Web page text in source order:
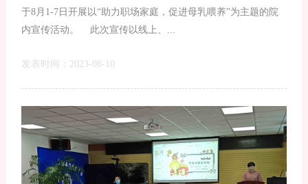
于8月1-7日开展以“助力职场家庭，促进母乳喂养”为主题的院
内宣传活动。 此次宣传以线上、...
发表时间：2023-08-10